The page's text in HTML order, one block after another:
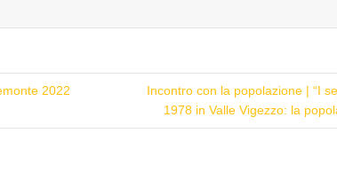
2022
Incontro con la popolazione | “I
1978 in Valle Vigezzo: la